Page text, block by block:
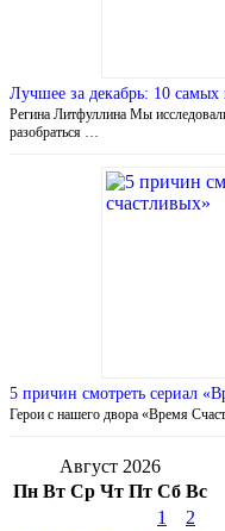
Лучшее за декабрь: 10
Регина Литфуллина Мы
разобраться …
5 причин смотреть сериал
Герои с нашего двора «Время
Август 2026
Пн Вт Ср Чт Пт Сб Вс
1
2